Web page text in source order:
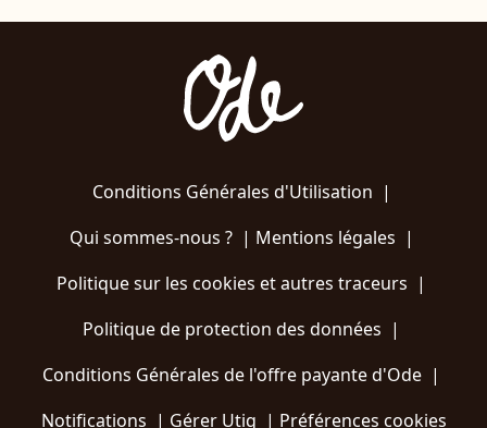
Conditions Générales d'Utilisation |
Qui sommes-nous ?| Mentions légales |
Politique sur les cookies et autres traceurs |
Politique de protection des données |
Conditions Générales de l'offre payante d'Ode |
Notifications | Gérer Utiq | Préférences cookies